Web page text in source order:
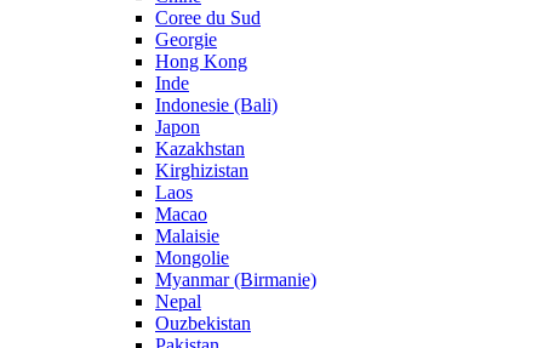
Coree du Sud
Georgie
Hong Kong
Inde
Indonesie (Bali)
Japon
Kazakhstan
Kirghizistan
Laos
Macao
Malaisie
Mongolie
Myanmar (Birmanie)
Nepal
Ouzbekistan